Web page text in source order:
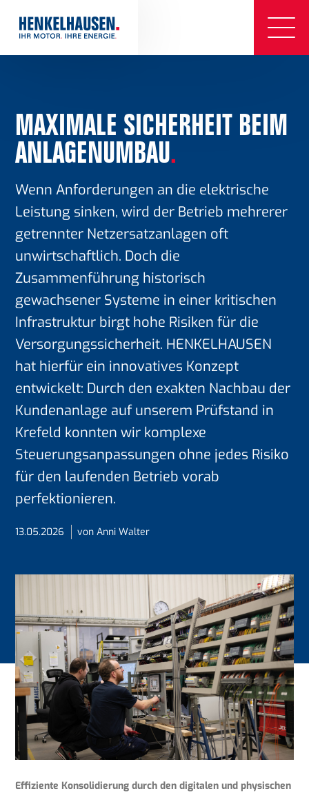
MAXIMALE SICHERHEIT BEIM
ANLAGENUMBAU.
Wenn Anforderungen an die elektrische
Leistung sinken, wird der Betrieb mehrerer
getrennter Netzersatzanlagen oft
unwirtschaftlich. Doch die
Zusammenführung historisch
gewachsener Systeme in einer kritischen
Infrastruktur birgt hohe Risiken für die
Versorgungssicherheit. HENKELHAUSEN
hat hierfür ein innovatives Konzept
entwickelt: Durch den exakten Nachbau der
Kundenanlage auf unserem Prüfstand in
Krefeld konnten wir komplexe
Steuerungsanpassungen ohne jedes Risiko
für den laufenden Betrieb vorab
perfektionieren.
13.05.2026 von Anni Walter
Effiziente Konsolidierung durch den digitalen und physischen